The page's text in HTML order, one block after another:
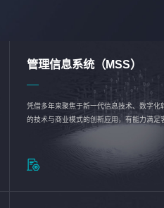
管理信息系统（MSS）
凭借多年来聚焦于新一代信息技术、数字化
的技术与商业模式的创新应用，有能力满足
优化、运营维护和信息安全防护等方面的需